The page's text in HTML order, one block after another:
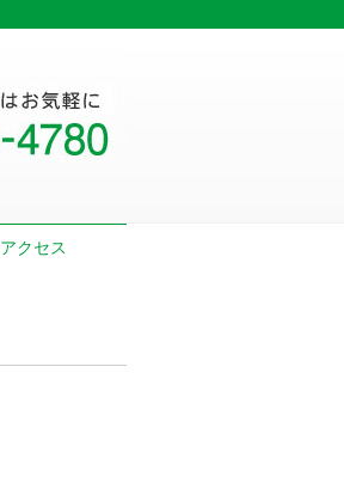
アクセス